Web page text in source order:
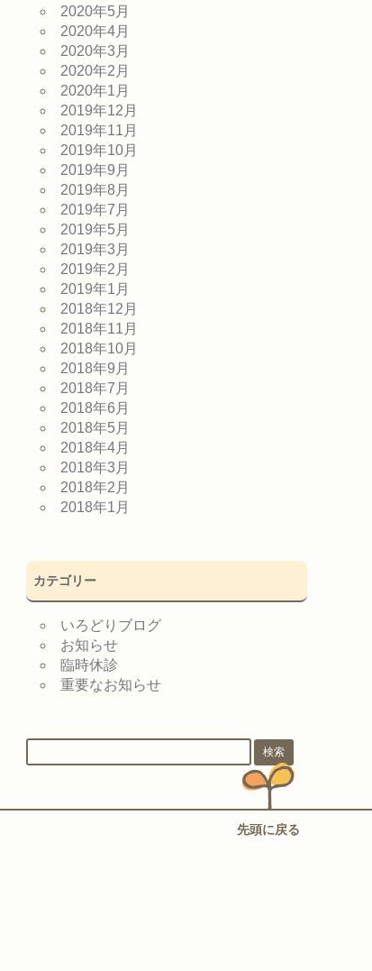
2020年5月
2020年4月
2020年3月
2020年2月
2020年1月
2019年12月
2019年11月
2019年10月
2019年9月
2019年8月
2019年7月
2019年5月
2019年3月
2019年2月
2019年1月
2018年12月
2018年11月
2018年10月
2018年9月
2018年7月
2018年6月
2018年5月
2018年4月
2018年3月
2018年2月
2018年1月
カテゴリー
いろどりブログ
お知らせ
臨時休診
重要なお知らせ
先頭に戻る